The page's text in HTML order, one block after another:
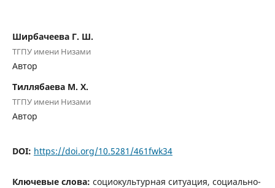
Ширбачеева Г. Ш.
ТГПУ имени Низами
Автор
Тиллябаева М. Х.
ТГПУ имени Низами
Автор
DOI: https://doi.org/10.5281/461fwk34
Ключевые слова: социокультурная ситуация, социально-